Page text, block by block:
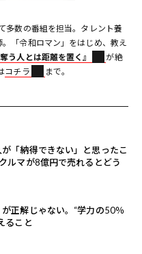
多数の番組を担当。タレント養
「令和ロマン」をはじめ、教え
う人とは距離を置く』
が絶
コチラ まで。
「納得できない」と思ったこ
ルマが8億円で売れるとどう
が正解じゃない。“学力の50％
ること